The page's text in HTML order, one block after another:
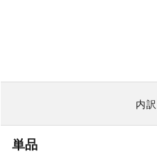
内訳
単品